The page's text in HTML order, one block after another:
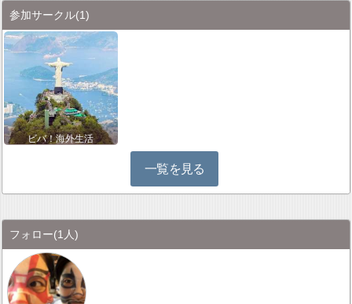
参加サークル(1)
ビバ！海外生活
一覧を見る
フォロー(1人)